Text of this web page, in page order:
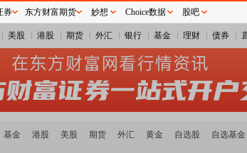
美股 港股 期货 外汇 银行 基金 理财 债券
基金 港股 美股 期货 外汇 黄金 自选股 自选基金
券 东方财富期货 妙想 Choice数据 股吧